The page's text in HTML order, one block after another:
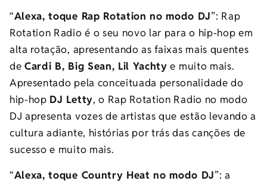
“Alexa, toque Rap Rotation no modo DJ”: Rap
Rotation Radio é o seu novo lar para o hip-hop em
alta rotação, apresentando as faixas mais quentes
deCardi B, Big Sean, Lil Yachty e muito mais.
Apresentado pela conceituada personalidade do
hip-hop DJ Letty, o Rap Rotation Radio no modo
DJ apresenta vozes de artistas que estão levando a
cultura adiante, histórias por trás das canções de
sucesso e muito mais.
“Alexa, toque Country Heat no modo DJ”: a